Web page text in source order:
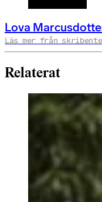
Lova
Läs mer från
Relaterat